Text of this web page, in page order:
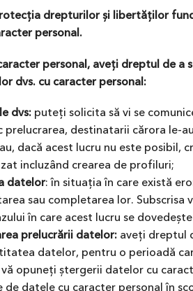
drepturilor și libertăților
personal.
personal, aveți dreptul de
dvs. cu caracter personal:
dvs:puteți solicita să vi se
prelucrarea, destinatarii cărora le-
dacă acest lucru nu este
incluzând crearea de profiluri;
datelor: în situația în care există
sau completarea lor.
în care acest lucru se
prelucrării datelor: aveți dreptul
datelor, pentru o perioadă
opuneți ștergerii datelor cu
de datele cu caracter personal în